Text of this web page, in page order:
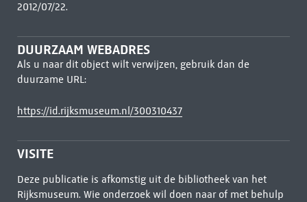
2012/07/22.
DUURZAAM WEBADRES
Als u naar dit object wilt verwijzen, gebruik dan de
duurzame URL:
https://id.rijksmuseum.nl/300310437
VISITE
Deze publicatie is afkomstig uit de bibliotheek van het
Rijksmuseum. Wie onderzoek wil doen naar of met behulp